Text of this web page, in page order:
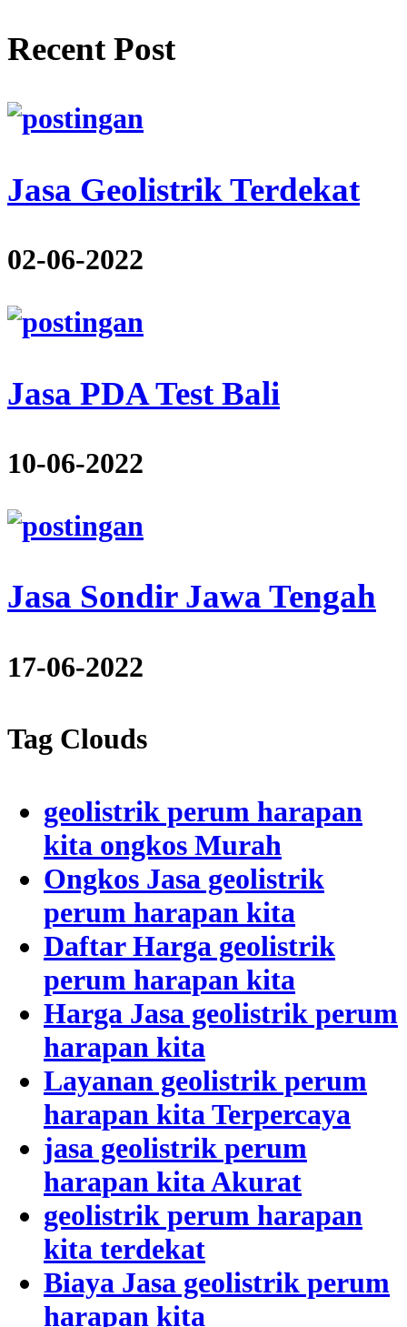
Recent Post
Jasa Geolistrik Terdekat
02-06-2022
Jasa PDA Test Bali
10-06-2022
Jasa Sondir Jawa Tengah
17-06-2022
Tag Clouds
geolistrik perum harapan
kita ongkos Murah
Ongkos Jasa geolistrik
perum harapan kita
Daftar Harga geolistrik
perum harapan kita
Harga Jasa geolistrik perum
harapan kita
Layanan geolistrik perum
harapan kita Terpercaya
jasa geolistrik perum
harapan kita Akurat
geolistrik perum harapan
kita terdekat
Biaya Jasa geolistrik perum
harapan kita